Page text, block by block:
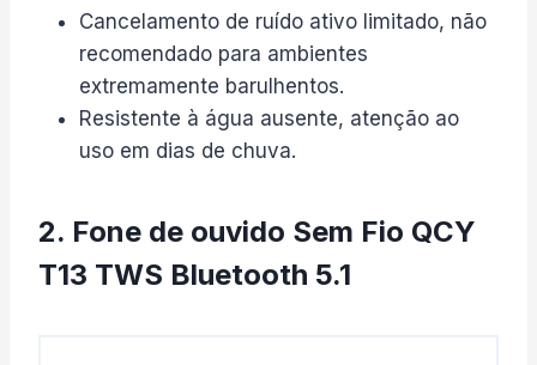
Cancelamento de ruído ativo limitado, não
recomendado para ambientes
extremamente barulhentos.
Resistente à água ausente, atenção ao
uso em dias de chuva.
2. Fone de ouvido Sem Fio QCY
T13 TWS Bluetooth 5.1